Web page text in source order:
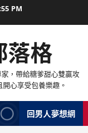
PM
落格
，帶給糖爹甜心雙贏攻
心享受包養樂趣。
回男人夢想網